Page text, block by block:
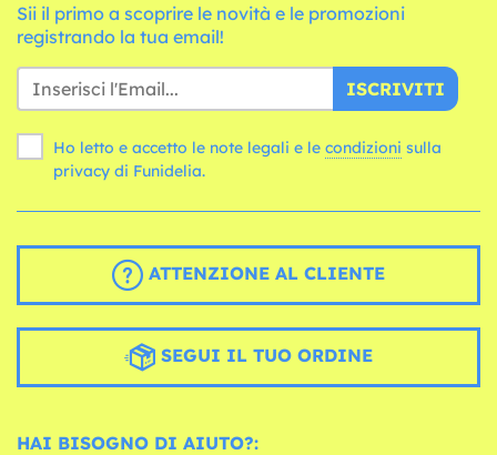
Sii il primo a scoprire le novità e le promozioni
registrando la tua email!
ISCRIVITI
Ho letto e accetto le note legali e le condizioni
privacy di Funidelia.
ATTENZIONE AL CLIENTE
SEGUI IL TUO ORDINE
HAI BISOGNO DI AIUTO?: